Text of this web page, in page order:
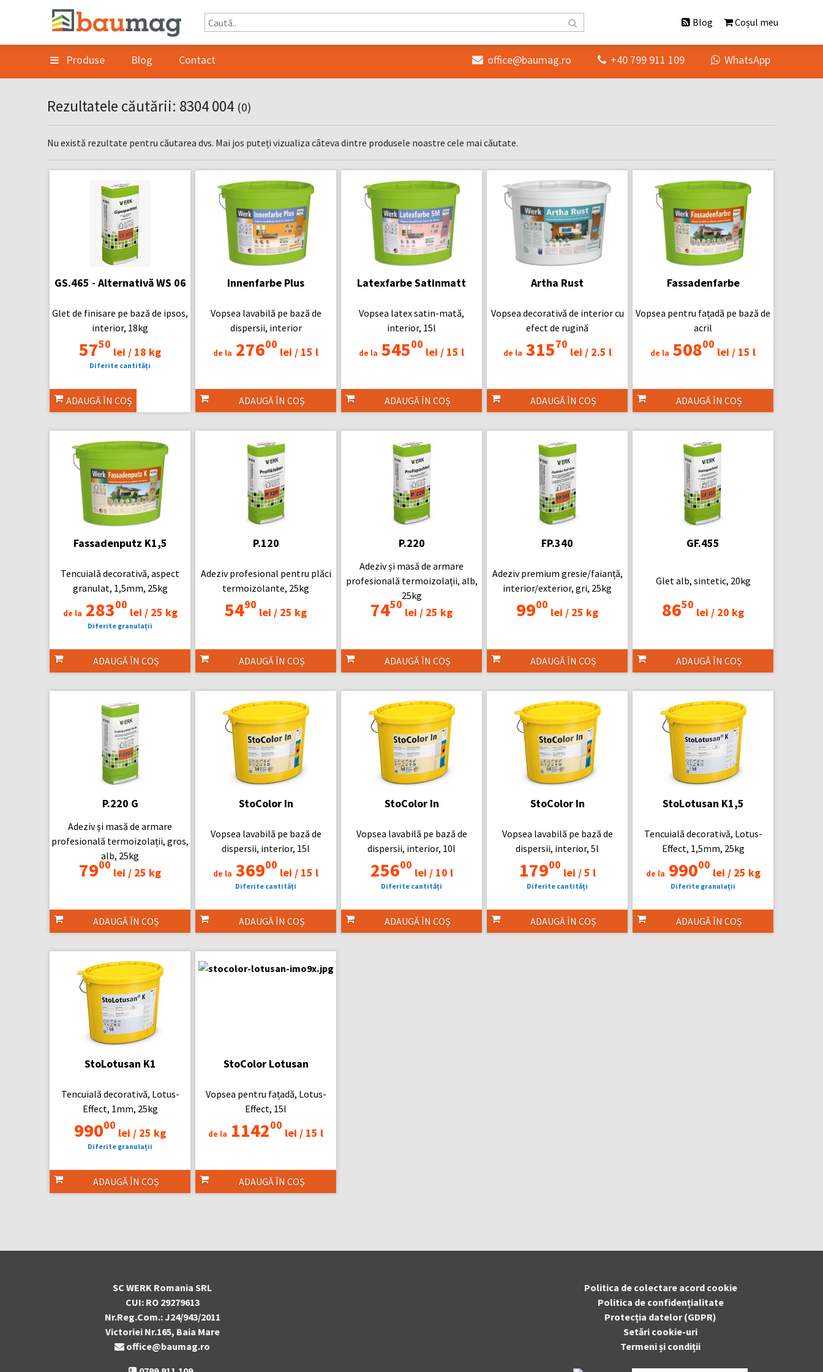
Blog Coșul meu
Produse Blog Contact  office@baumag.ro  +40 799 911 109  WhatsApp
Rezultatele căutării: 8304 004 (0)
Nu există rezultate pentru căutarea dvs. Mai jos puteți vizualiza câteva dintre produsele noastre cele mai căutate.
GS.465 - Alternativă WS 06
Glet de finisare pe bază de ipsos,
interior, 18kg
5750
lei / 18 kg
Diferite cantități
ADAUGĂ ÎN COȘ
Innenfarbe Plus
Vopsea lavabilă pe bază de
dispersii, interior
de la 27600
lei / 15 l
ADAUGĂ ÎN COȘ
Latexfarbe Satinmatt
Vopsea latex satin-mată,
interior, 15l
de la 54500
lei / 15 l
ADAUGĂ ÎN COȘ
Artha Rust
Vopsea decorativă de interior cu
efect de rugină
de la 31570
lei /2.5 l
ADAUGĂ ÎN COȘ
Fassadenfarbe
Vopsea pentru fațadă pe bază de
acril
de la 50800
lei / 15 l
ADAUGĂ ÎN COȘ
Fassadenputz K1,5
Tencuială decorativă, aspect
granulat, 1,5mm, 25kg
de la 28300
lei /25 kg
Diferite granulații
ADAUGĂ ÎN COȘ
P.120
Adeziv profesional pentru plăci
termoizolante, 25kg
5490
lei / 25 kg
ADAUGĂ ÎN COȘ
P.220
Adeziv și masă de armare
profesională termoizolații, alb,
25kg
7450
lei / 25 kg
ADAUGĂ ÎN COȘ
FP.340
Adeziv premium gresie/faianță,
interior/exterior, gri, 25kg
9900
lei / 25 kg
ADAUGĂ ÎN COȘ
GF.455
Glet alb, sintetic, 20kg
8650
lei / 20 kg
ADAUGĂ ÎN COȘ
P.220 G
Adeziv și masă de armare
profesională termoizolații, gros,
alb, 25kg
7900
lei / 25 kg
ADAUGĂ ÎN COȘ
StoColor In
Vopsea lavabilă pe bază de
dispersii, interior, 15l
de la 36900
lei / 15 l
Diferite cantități
ADAUGĂ ÎN COȘ
StoColor In
Vopsea lavabilă pe bază de
dispersii, interior, 10l
25600
lei /10 l
Diferite cantități
ADAUGĂ ÎN COȘ
StoColor In
Vopsea lavabilă pe bază de
dispersii, interior, 5l
17900
lei /5 l
Diferite cantități
ADAUGĂ ÎN COȘ
StoLotusan K1,5
Tencuială decorativă, Lotus-
Effect, 1,5mm, 25kg
de la 99000
lei /25 kg
Diferite granulații
ADAUGĂ ÎN COȘ
StoLotusan K1
Tencuială decorativă, Lotus-
Effect, 1mm, 25kg
99000
lei / 25 kg
Diferite granulații
ADAUGĂ ÎN COȘ
StoColor Lotusan
Vopsea pentru fațadă, Lotus-
Effect, 15l
de la 114200
lei / 15 l
ADAUGĂ ÎN COȘ
SC WERK Romania SRL
CUI: RO 29279613
Nr.Reg.Com.: J24/943/2011
Victoriei Nr.165, Baia Mare
office@baumag.ro
Politica de colectare acord cookie
Politica de confidențialitate
Protecția datelor (GDPR)
Setări cookie-uri
Termeni și condiții